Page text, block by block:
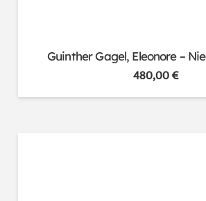
Guinther Gagel, Eleonore –
480,00€